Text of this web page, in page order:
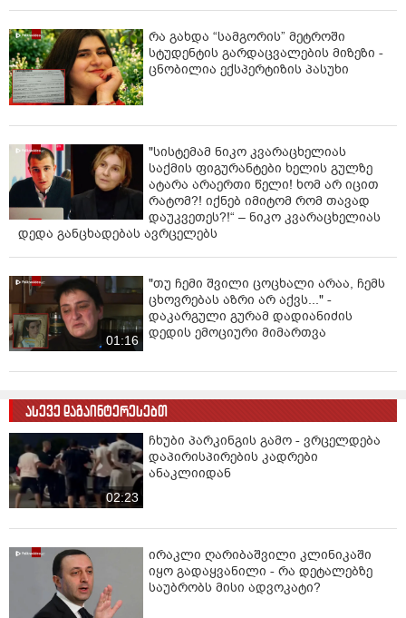
რა გახდა “სამგორის” მეტროში
სტუდენტის გარდაცვალების მიზეზი -
ცნობილია ექსპერტიზის პასუხი
"სისტემამ ნიკო კვარაცხელიას
საქმის ფიგურანტები ხელის გულზე
ატარა არაერთი წელი! ხომ არ იცით
რატომ?! იქნებ იმიტომ რომ თავად
დაუკვეთეს?!“ – ნიკო კვარაცხელიას
დედა განცხადებას ავრცელებს
01:16
"თუ ჩემი შვილი ცოცხალი არაა, ჩემს
ცხოვრებას აზრი არ აქვს..." -
დაკარგული გურამ დადიანიძის
დედის ემოციური მიმართვა
ასევე დაგაინტერესებთ
02:23
ჩხუბი პარკინგის გამო - ვრცელდება
დაპირისპირების კადრები
ანაკლიიდან
ირაკლი ღარიბაშვილი კლინიკაში
იყო გადაყვანილი - რა დეტალებზე
საუბრობს მისი ადვოკატი?